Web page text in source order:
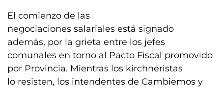
El comienzo de las
negociaciones salariales está signado
además, por la grieta entre los jefes
comunales en torno al Pacto Fiscal promovido
por Provincia. Mientras los kirchneristas
lo resisten, los intendentes de Cambiemos y